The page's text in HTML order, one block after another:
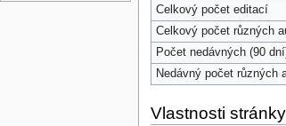
Celkový počet editací
Celkový počet různých
Počet nedávných (90
Nedávný počet různých
Vlastnosti stránky